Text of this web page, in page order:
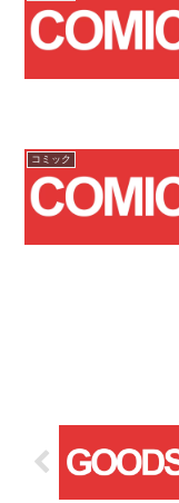
コミック